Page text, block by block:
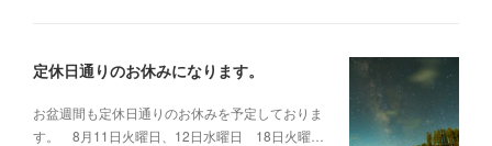
定休日通りのお休みになります。
お盆週間も定休日通りのお休みを予定しておりま
す。 8月11日火曜日、12日水曜日 18日火曜…